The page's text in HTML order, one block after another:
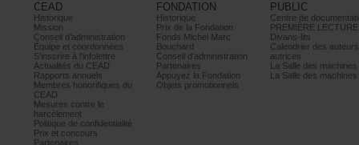
CEAD
Historique
Mission
Conseild’administration
Équipeetcoordonnées
S’inscrireàl’infolettre
ActualitésduCEAD
Rapportsannuels
Membreshonorifiquesdu
CEAD
Mesurescontrele
harcèlement
Politiquedeconfidentialité
Prixetconcours
Partenaires
FONDATION
Historique
PrixdelaFondation
FondsMichelMarc
Bouchard
Conseild’administration
Partenaires
AppuyezlaFondation
Objetspromotionnels
PUBLIC
PREMIÈRELECTURE
Divans-lits
autrices